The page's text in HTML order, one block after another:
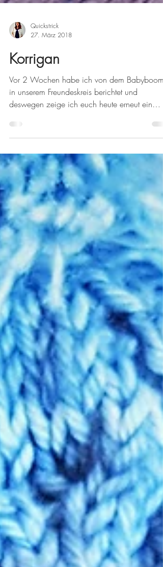
Quickstrick
27. März 2018
Korrigan
in unserem Freundeskreis berichtet und
deswegen zeige ich euch heute erneut ein
kleines...